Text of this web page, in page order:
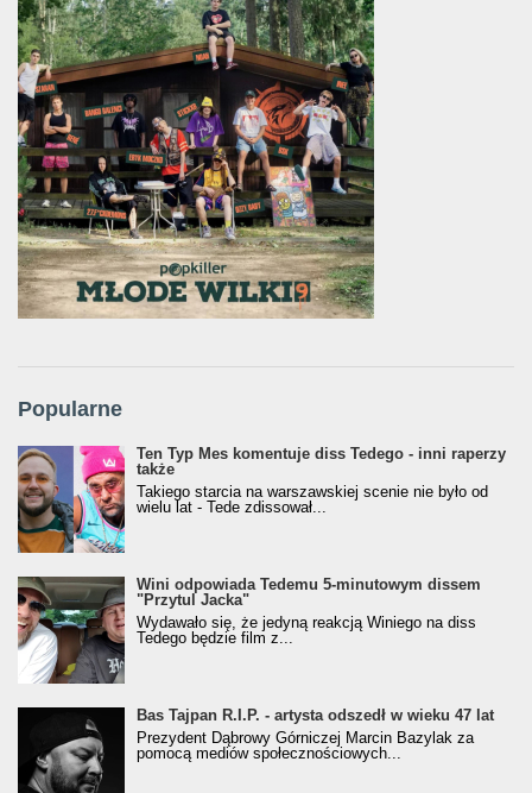
Popularne
Ten Typ Mes komentuje diss Tedego - inni raperzy
także
Takiego starcia na warszawskiej scenie nie było od
wielu lat - Tede zdissował...
Wini odpowiada Tedemu 5-minutowym dissem
"Przytul Jacka"
Wydawało się, że jedyną reakcją Winiego na diss
Tedego będzie film z...
Bas Tajpan R.I.P. - artysta odszedł w wieku 47 lat
Prezydent Dąbrowy Górniczej Marcin Bazylak za
pomocą mediów społecznościowych...